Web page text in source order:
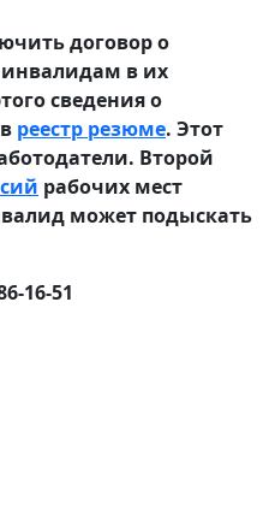
договор о
в их
сведения о
реестр резюме. Этот
Второй
рабочих мест
может подыскать
16-51